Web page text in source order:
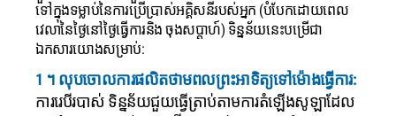
ទៅក្នុងទម្លាប់នៃការប្រើប្រាស់អគ្គិសនីរបស់អ្នក (បំបែកដោយពេល
វេលានៃថ្ងៃនៅថ្ងៃធ្វើការនិង ចុងសប្តាហ៍) ទិន្នន័យនេះបម្រើជា
ឯកសារយោងសម្រាប់:
1 ។ លុបចោលការផលិតថាមពលព្រះអាទិត្យទៅម៉ោងធ្វើការ:
ការរេបីរបាស់ ទិន្នន័យជួយធ្វើត្រាប់តាមការតំឡើងសូឡាដែល